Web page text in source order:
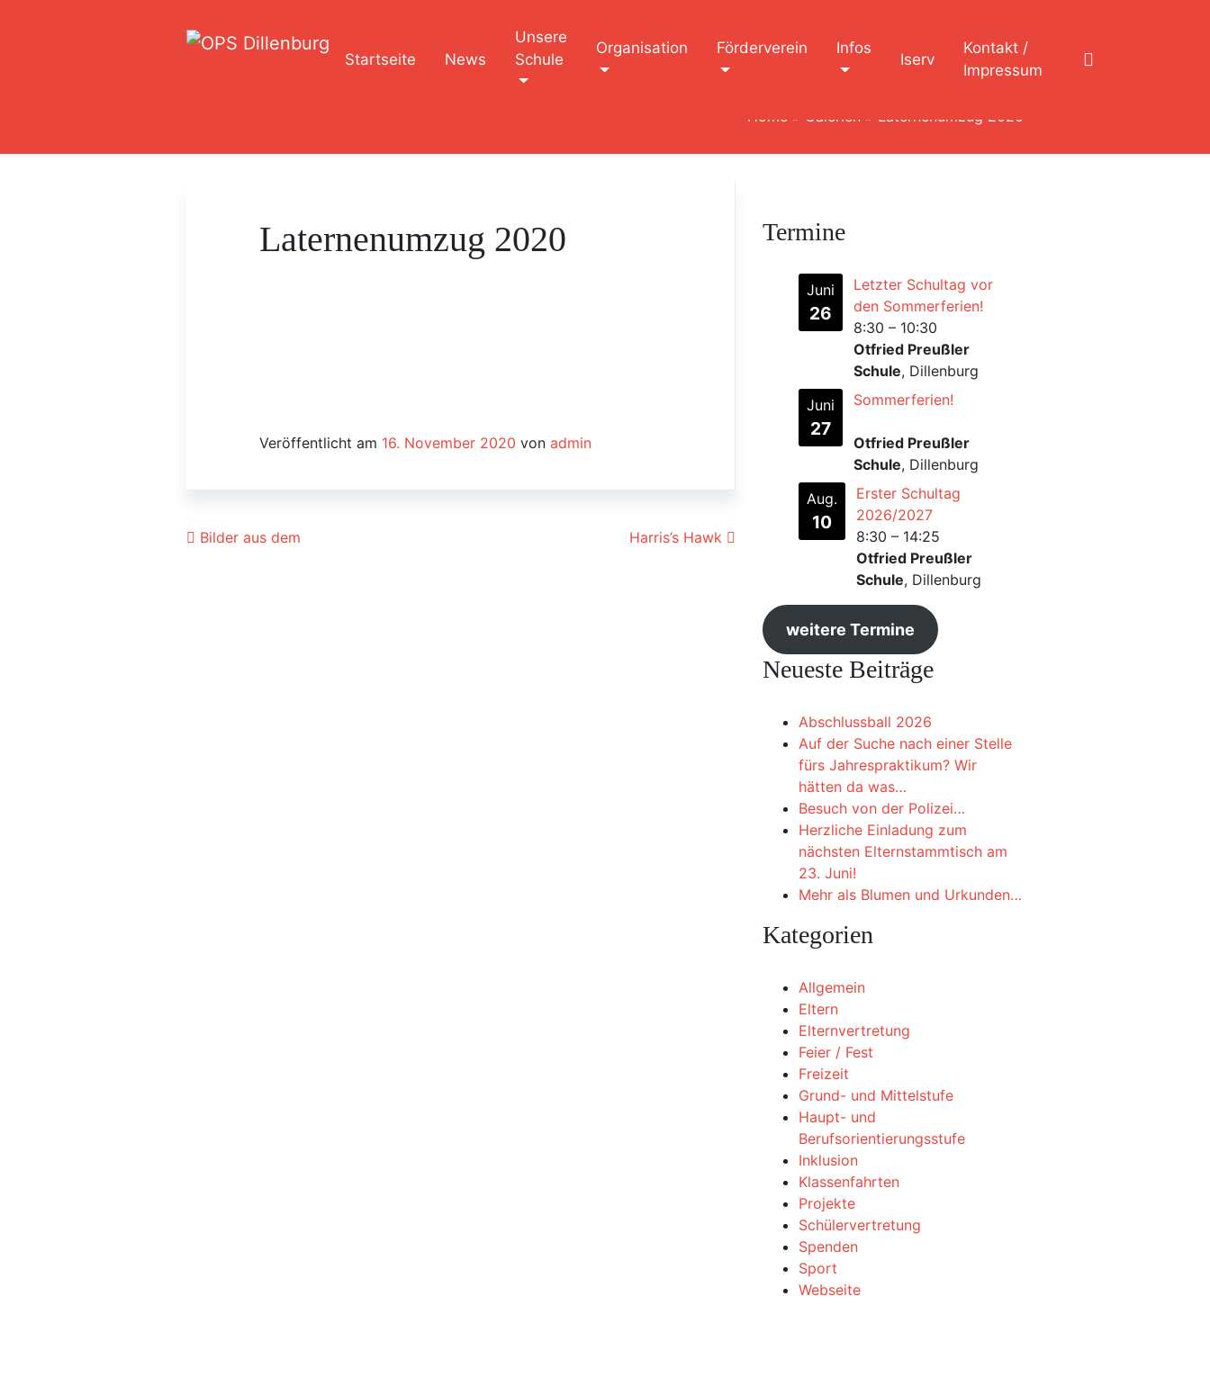
Startseite News
Unsere
Schule
Organisation Förderverein Infos
Iserv
Kontakt /
Impressum
Home » Galerien » Laternenumzug 2020
Laternenumzug 2020
Veröffentlicht am 16. November 2020 von admin
Beitrags-Navigation
Bilder aus dem Harris’s Hawk
Termine
Juni
26
Letzter Schultag vor
den Sommerferien!
8:30 – 10:30
Otfried Preußler
Schule, Dillenburg
Juni
27
Sommerferien!
Otfried Preußler
Schule, Dillenburg
Aug.
10
Erster Schultag
2026/2027
8:30 – 14:25
Otfried Preußler
Schule, Dillenburg
weitere Termine
Neueste Beiträge
Abschlussball 2026
Auf der Suche nach einer Stelle
fürs Jahrespraktikum? Wir
hätten da was…
Besuch von der Polizei…
Herzliche Einladung zum
nächsten Elternstammtisch am
23. Juni!
Mehr als Blumen und Urkunden…
Kategorien
Allgemein
Eltern
Elternvertretung
Feier / Fest
Freizeit
Grund- und Mittelstufe
Haupt- und
Berufsorientierungsstufe
Inklusion
Klassenfahrten
Projekte
Schülervertretung
Spenden
Sport
Webseite